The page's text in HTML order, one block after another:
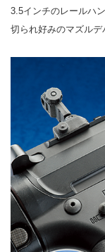
3.5インチのレールハ
切られ好みのマズル